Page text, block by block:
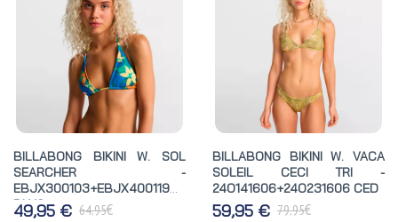
BILLABONG BIKINI W. SOL
SEARCHER -
EBJX300103+EBJX400119
BLY6
49,95 € 64,95€
BILLABONG BIKINI W. VACA
SOLEIL CECI TRI -
24O141606+24O231606 CED
59,95 € 79,95€